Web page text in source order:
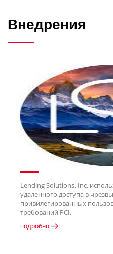
Внедрения
Lending Solutions, Inc.
удаленного доступа в
привилегированных
требований PCI.
подробно